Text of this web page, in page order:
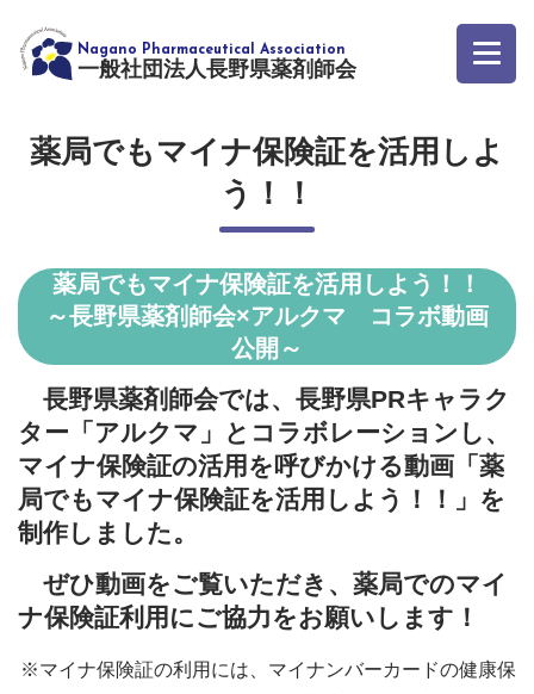
一般社団法人長野県薬剤師会
薬局でもマイナ保険証を活用しよ
う！！
薬局でもマイナ保険証を活用しよう！！
～長野県薬剤師会×アルクマ コラボ動画
公開～
長野県薬剤師会では、長野県PRキャラク
ター「アルクマ」とコラボレーションし、
マイナ保険証の活用を呼びかける動画「薬
局でもマイナ保険証を活用しよう！！」を
制作しました。
ぜひ動画をご覧いただき、薬局でのマイ
ナ保険証利用にご協力をお願いします！
※マイナ保険証の利用には、マイナンバーカードの健康保